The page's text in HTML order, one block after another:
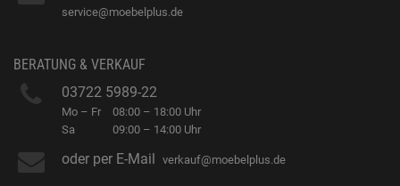
service@moebelplus.de
BERATUNG & VERKAUF
03722 5989-22
Mo – Fr
Sa
08:00 – 18:00 Uhr
09:00 – 14:00 Uhr
oder per E-Mail verkauf@moebelplus.de